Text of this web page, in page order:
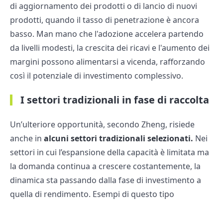
di aggiornamento dei prodotti o di lancio di nuovi
prodotti, quando il tasso di penetrazione è ancora
basso. Man mano che l'adozione accelera partendo
da livelli modesti, la crescita dei ricavi e l'aumento dei
margini possono alimentarsi a vicenda, rafforzando
così il potenziale di investimento complessivo.
I settori tradizionali in fase di raccolta
Un’ulteriore opportunità, secondo Zheng, risiede
anche in alcuni settori tradizionali selezionati. Nei
settori in cui l’espansione della capacità è limitata ma
la domanda continua a crescere costantemente, la
dinamica sta passando dalla fase di investimento a
quella di rendimento. Esempi di questo tipo